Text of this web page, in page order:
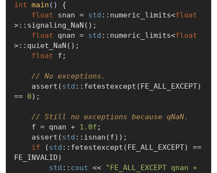
int main ()
{
float snan = std ::numeric_limits<float
>::signaling_NaN();
float qnan = std ::numeric_limits<float
>::quiet_NaN();
float f;
// No exceptions.
    assert(
std ::fetestexcept(FE_ALL_EXCEPT)
== 0);
// Still no exceptions because qNaN.
    f = qnan +
1.0f ;
    assert(
std ::isnan(f));
if (std ::fetestexcept(FE_ALL_EXCEPT) ==
FE_INVALID)
std :: cout <<
"FE_ALL_EXCEPT qnan +